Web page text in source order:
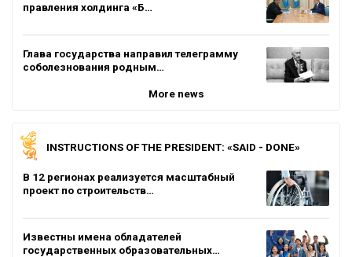
правления холдинга «Б…
Глава государства направил телеграмму
соболезнования родным…
More news
INSTRUCTIONS OF THE PRESIDENT: «SAID - DONE»
В 12 регионах реализуется масштабный
проект по строительств…
Известны имена обладателей
государственных образовательных…